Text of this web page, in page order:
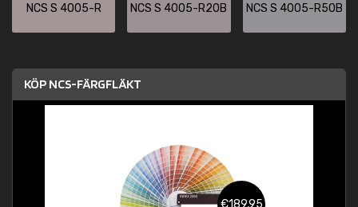
NCS S 4005-R NCS S 4005-R20B NCS S 4005-R50B
KÖP NCS-FÄRGFLÄKT
€189,95